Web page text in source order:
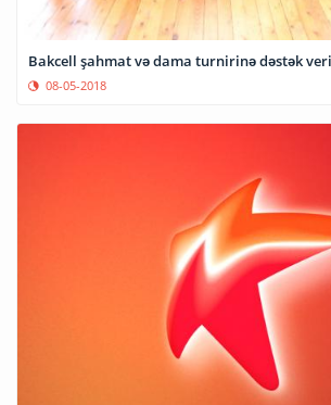
Bakcell şahmat və dama turnirinə dəstək
08-05-2018